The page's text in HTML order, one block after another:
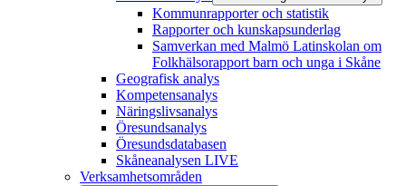
Kommunrapporter och statistik
Rapporter och kunskapsunderlag
Samverkan med Malmö Latinskolan om
Folkhälsorapport barn och unga i Skåne
Geografisk analys
Kompetensanalys
Näringslivsanalys
Öresundsanalys
Öresundsdatabasen
Skåneanalysen LIVE
Verksamhetsområden